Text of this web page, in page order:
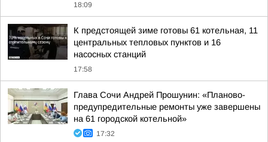
18:09
К предстоящей зиме готовы 61 котельная, 11
центральных тепловых пунктов и 16
насосных станций
17:58
Глава Сочи Андрей Прошунин: «Планово-
предупредительные ремонты уже завершены
на 61 городской котельной»
17:32